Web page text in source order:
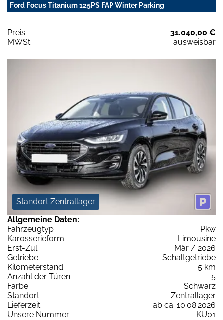
Ford Focus Titanium 125PS FAP Winter Parking
Preis:
31.040,00 €
MWSt:
ausweisbar
Standort Zentrallager
Allgemeine Daten:
Fahrzeugtyp
Pkw
Karosserieform
Limousine
Erst-Zul.
Mär / 2026
Getriebe
Schaltgetriebe
Kilometerstand
5 km
Anzahl der Türen
5
Farbe
Schwarz
Standort
Zentrallager
Lieferzeit
ab ca. 10.08.2026
Unsere Nummer
KU01